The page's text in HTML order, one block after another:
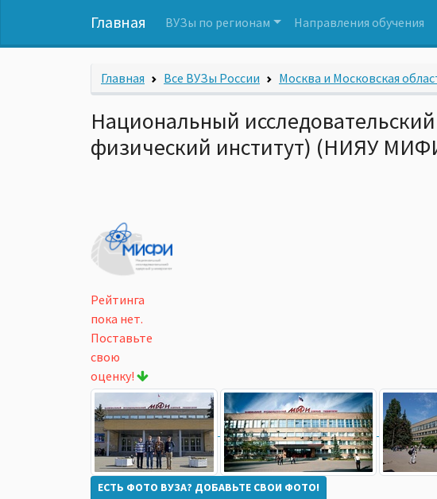
Главная ВУЗы по регионам Направления обучения
Главная Все ВУЗы России Москва и Московская
Национальный
физический институт) (НИЯУ
Рейтинга
пока нет.
Поставьте
свою
оценку!
ЕСТЬ ФОТО ВУЗА? ДОБАВЬТЕ СВОИ ФОТО!